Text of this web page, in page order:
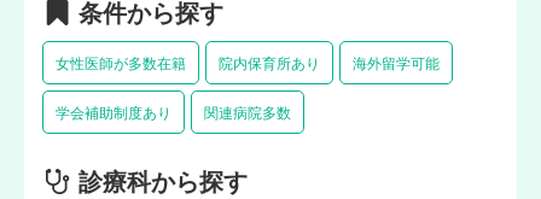
条件から探す
女性医師が多数在籍 院内保育所あり 海外留学可能
学会補助制度あり 関連病院多数
診療科から探す